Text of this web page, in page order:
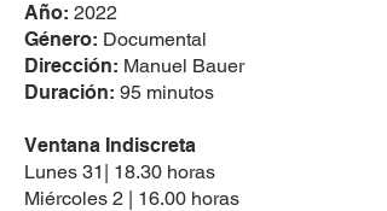
Año: 2022
Género: Documental
Dirección: Manuel Bauer
Duración: 95 minutos
Ventana Indiscreta
Lunes 31| 18.30 horas
Miércoles 2 | 16.00 horas